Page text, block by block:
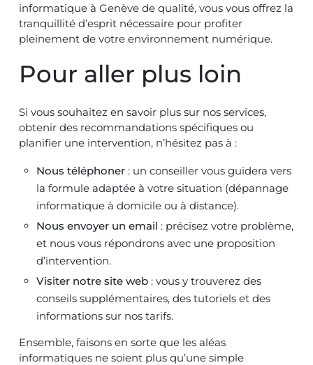
informatique à Genève de qualité, vous vous offrez la
tranquillité d’esprit nécessaire pour profiter
pleinement de votre environnement numérique.
Pour aller plus loin
Si vous souhaitez en savoir plus sur nos services,
obtenir des recommandations spécifiques ou
planifier une intervention, n’hésitez pas à :
Nous téléphoner : un conseiller vous guidera vers
la formule adaptée à votre situation (dépannage
informatique à domicile ou à distance).
Nous envoyer un email : précisez votre problème,
et nous vous répondrons avec une proposition
d’intervention.
Visiter notre site web : vous y trouverez des
conseils supplémentaires, des tutoriels et des
informations sur nos tarifs.
Ensemble, faisons en sorte que les aléas
informatiques ne soient plus qu’une simple